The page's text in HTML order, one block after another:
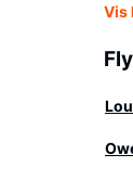
Vis